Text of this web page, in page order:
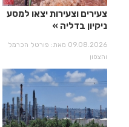
צעירים וצעירות יצאו למסע
ניקיון בדליה
09.08.2026 מאת: פורטל הכרמל
והצפון